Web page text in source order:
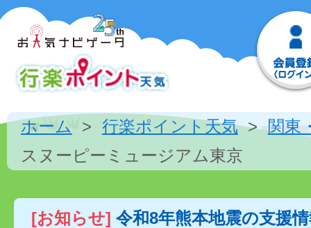
ホーム 行楽ポイント天気
関東
スヌーピーミュージアム東京
[お知らせ] 令和8年熊本地震の支援